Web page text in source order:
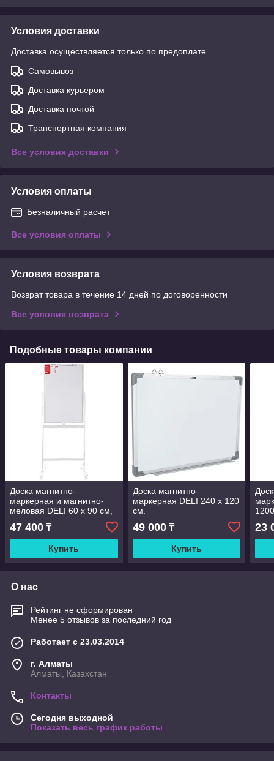
Условия доставки
Доставка осуществляется только по предоплате.
Самовывоз
Доставка курьером
Доставка почтой
Транспортная компания
Все условия доставки
Условия оплаты
Безналичный расчет
Все условия оплаты
Условия возврата
Возврат товара в течение 14 дней по договоренности
Все условия возврата
Подобные товары компании
Доска магнитно-
маркерная и магнитно-
меловая DELI 60 х 90 см,
подставка 4 колеса
47 400 ₸
Купить
Доска магнитно-
маркерная DELI 240 х 120
см.
49 000₸
Купить
23
О нас
Рейтинг не сформирован
Менее 5 отзывов за последний год
Работает с 23.03.2014
г. Алматы
Алматы, Казахстан
Контакты
Сегодня выходной
Показать весь график работы